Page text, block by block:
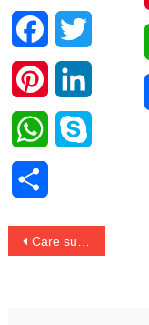
Facebook
PinterestLinkedIn
WhatsApp
Navigare
Care sunt cele mai scumpe orașe din lume